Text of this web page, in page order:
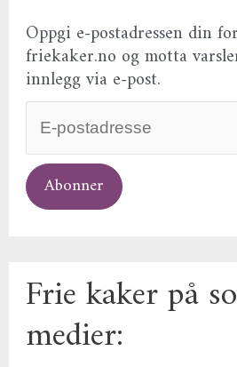
Oppgi e-postadressen din
friekaker.no og motta
innlegg via e-post.
Abonner
Frie kaker på
medier: